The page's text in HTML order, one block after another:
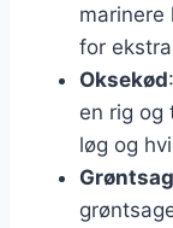
marinere
for
Oksekød
en rig
løg og